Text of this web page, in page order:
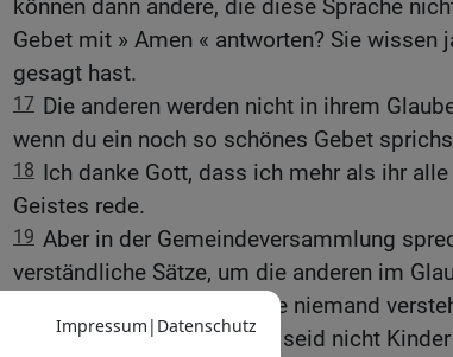
können dann andere, die diese Sprache
Gebet mit » Amen « antworten? Sie wissen
gesagt hast.
17 Die anderen werden nicht in ihrem
wenn du ein noch so schönes Gebet
18 Ich danke Gott, dass ich mehr als ihr
Geistes rede.
19 Aber in der Gemeindeversammlung
verständliche Sätze, um die anderen im
als zehntausend Wörter, die niemand
Brüder und Schwestern, seid nicht